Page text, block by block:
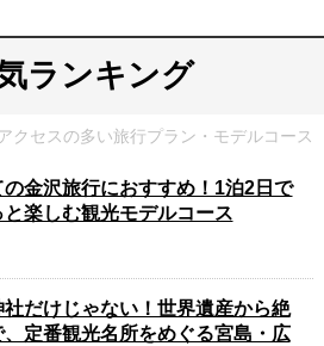
ランキング
クセスの多い旅行プラン・モデルコース
の金沢旅行におすすめ！1泊2日で
と楽しむ観光モデルコース
社だけじゃない！世界遺産から絶
、定番観光名所をめぐる宮島・広